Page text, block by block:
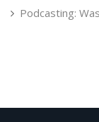
Podcasting: